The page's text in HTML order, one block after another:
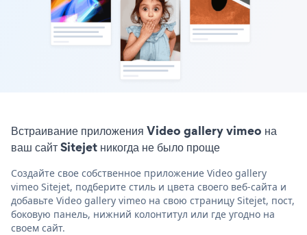
Встраивание приложения Video gallery vimeo на
ваш сайт Sitejet никогда не было проще
Создайте свое собственное приложение Video gallery
vimeo Sitejet, подберите стиль и цвета своего веб-сайта и
добавьте Video gallery vimeo на свою страницу Sitejet, пост,
боковую панель, нижний колонтитул или где угодно на
своем сайт.